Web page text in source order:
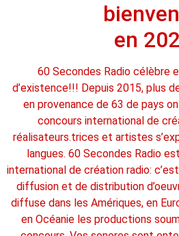
en
60 Secondes Radio célèbre
d’existence!!! Depuis 2015, plus
en provenance de 63 de pays
concours international de
réalisateurs.trices et artistes
langues. 60 Secondes Radio
international de création radio:
diffusion et de distribution
diffuse dans les Amériques, en
en Océanie les productions